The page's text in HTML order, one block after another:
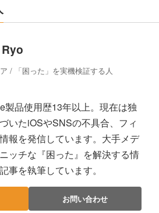
/ 「困った」を実機検証する人
製品使用歴13年以上。現在は独
いたiOSやSNSの不具合、フィ
報を発信しています。大手メデ
ッチな『困った』を解決する情
事を執筆しています。
お問い合わせ